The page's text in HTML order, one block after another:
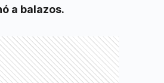
a balazos.